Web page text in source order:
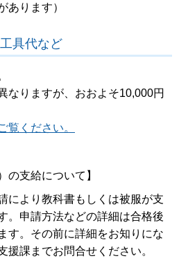
あります）
具代など
なりますが、おおよそ10,000円
覧ください。
の支給について】
により教科書もしくは被服が支
。申請方法などの詳細は合格後
す。その前に詳細をお知りにな
援課までお問合せください。